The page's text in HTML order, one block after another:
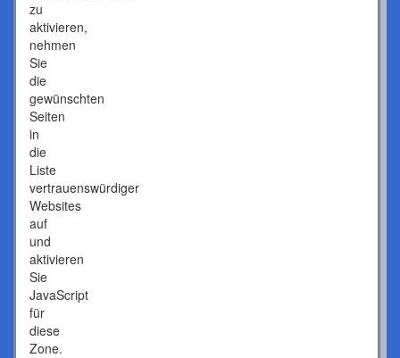
zu
aktivieren,
nehmen
Sie
die
gewünschten
Seiten
in
die
Liste
vertrauenswürdiger
Websites
auf
und
aktivieren
Sie
JavaScript
für
diese
Zone.